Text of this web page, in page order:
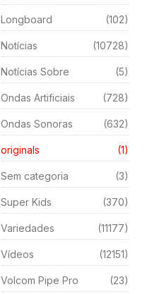
Longboard (102)
Notícias (10728)
Notícias Sobre (5)
Ondas Artificiais (728)
Ondas Sonoras (632)
originals (1)
Sem categoria (3)
Super Kids (370)
Variedades (11177)
Vídeos (12151)
Volcom Pipe Pro (23)